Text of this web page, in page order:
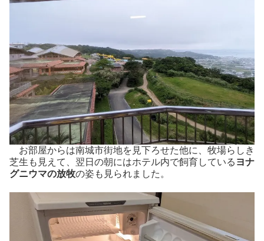
お部屋からは南城市街地を見下ろせた他に、牧場らしき
芝生も見えて、翌日の朝にはホテル内で飼育している ヨナ
グニウマの放牧の姿も見られました。